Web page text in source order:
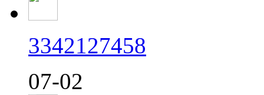
3342127458
07-02